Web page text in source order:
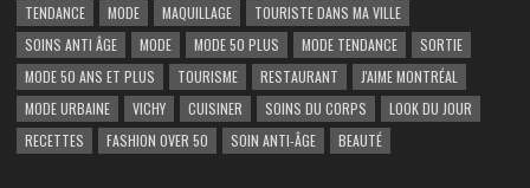
TENDANCE
MODE MAQUILLAGE
TOURISTE DANS MA VILLE
SOINS ANTI ÂGE
MODE MODE 50 PLUS MODE TENDANCE
SORTIE
MODE 50 ANS ET PLUS
TOURISME RESTAURANT
J'AIME MONTRÉAL
MODE URBAINE
VICHY CUISINER SOINS DU CORPS
LOOK DU JOUR
RECETTES
FASHION OVER 50 SOIN ANTI-ÂGE BEAUTÉ